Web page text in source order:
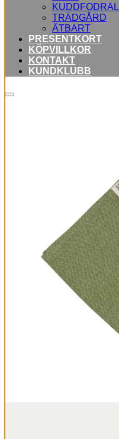
KUDDFODRAL
TRÄDGÅRD
ÄTBART
PRESENTKORT
KÖPVILLKOR
KONTAKT
KUNDKLUBB